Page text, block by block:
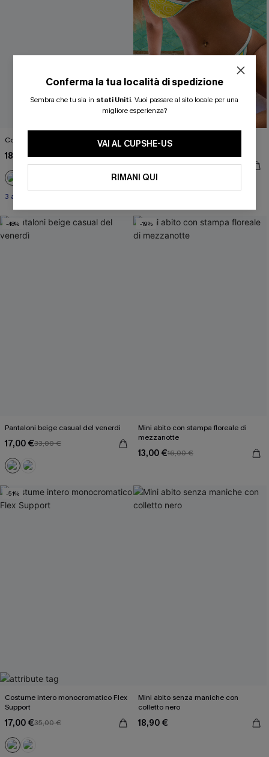
Completo bikini verde "Comeback"
18,00 €37,00 €
3 articoli -15%
Adoro questo set bikini geometrico
per me
17,00 €35,00 €
-48%
Pantaloni beige casual del venerdì
17,00 €33,00 €
-19%
Mini abito con stampa floreale di
mezzanotte
13,00 €16,00 €
-51%
Costume intero monocromatico Flex
Support
17,00 €35,00 €
Mini abito senza maniche con
colletto nero
18,90 €
Conferma la tua località di spedizione
Sembra che tu sia in stati Uniti. Vuoi passare al sito locale per una
migliore esperienza?
VAI AL CUPSHE-US
RIMANI QUI